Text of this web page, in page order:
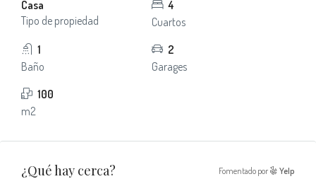
Casa
Tipo de propiedad
4
Cuartos
1
Baño
2
Garages
100
m2
¿Qué hay cerca? Fomentado por Yelp